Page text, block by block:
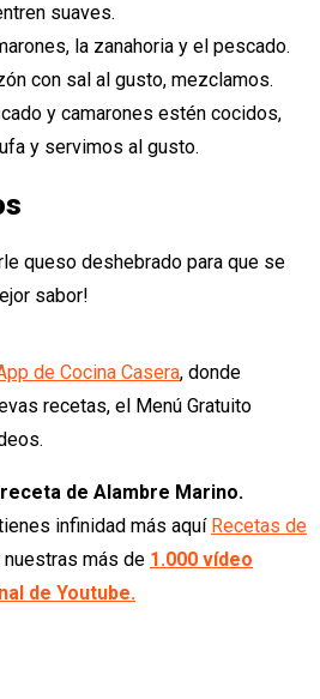
suaves.
la zanahoria y el pescado.
con sal al gusto, mezclamos.
y camarones estén cocidos,
y servimos al gusto.
queso deshebrado para que se
sabor!
de Cocina Casera, donde
recetas, el Menú Gratuito
receta de Alambre Marino.
infinidad más aquí Recetas de
más de 1.000 vídeo
de Youtube.